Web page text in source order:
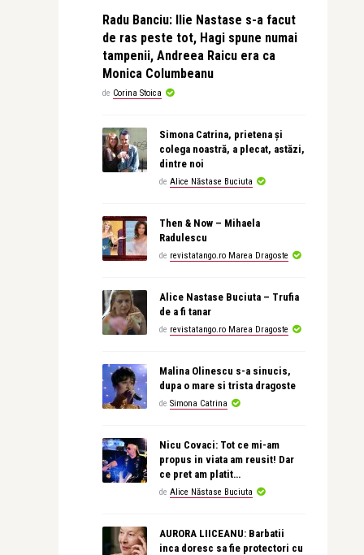
Radu Banciu: Ilie Nastase s-a facut
de ras peste tot, Hagi spune numai
tampenii, Andreea Raicu era ca
Monica Columbeanu
de Corina Stoica
Simona Catrina, prietena și
colega noastră, a plecat, astăzi,
dintre noi
de Alice Năstase Buciuta
Then & Now – Mihaela
Radulescu
de revistatango.ro Marea Dragoste
Alice Nastase Buciuta – Trufia
de a fi tanar
de revistatango.ro Marea Dragoste
Malina Olinescu s-a sinucis,
dupa o mare si trista dragoste
de Simona Catrina
Nicu Covaci: Tot ce mi-am
propus in viata am reusit! Dar
ce pret am platit…
de Alice Năstase Buciuta
AURORA LIICEANU: Barbatii
inca doresc sa fie protectori cu